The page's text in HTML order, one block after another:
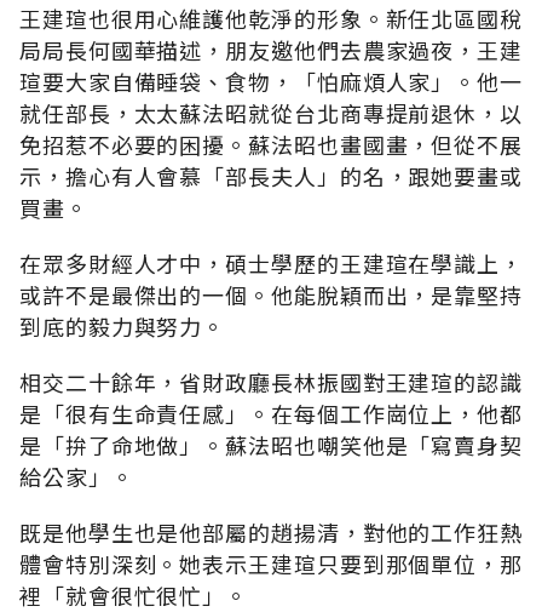
王建瑄也很用心維護他乾淨的形象。新任北區國稅
局局長何國華描述，朋友邀他們去農家過夜，王建
瑄要大家自備睡袋、食物，「怕麻煩人家」。他一
就任部長，太太蘇法昭就從台北商專提前退休，以
免招惹不必要的困擾。蘇法昭也畫國畫，但從不展
示，擔心有人會慕「部長夫人」的名，跟她要畫或
買畫。
在眾多財經人才中，碩士學歷的王建瑄在學識上，
或許不是最傑出的一個。他能脫穎而出，是靠堅持
到底的毅力與努力。
相交二十餘年，省財政廳長林振國對王建瑄的認識
是「很有生命責任感」。在每個工作崗位上，他都
是「拚了命地做」。蘇法昭也嘲笑他是「寫賣身契
給公家」。
既是他學生也是他部屬的趙揚清，對他的工作狂熱
體會特別深刻。她表示王建瑄只要到那個單位，那
裡「就會很忙很忙」。